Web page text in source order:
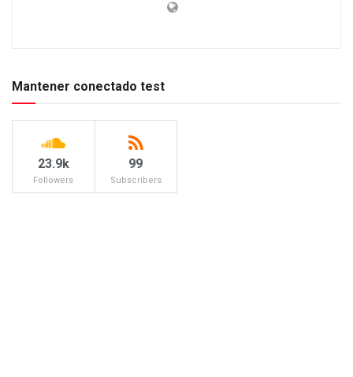
Mantener conectado test
23.9k
Followers
99
Subscribers